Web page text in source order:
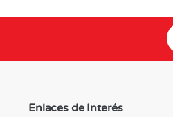
Enlaces de Interés